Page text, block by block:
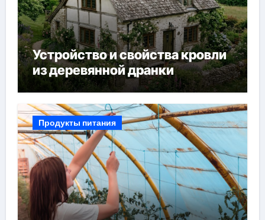
Устройство и свойства кровли
из деревянной дранки
Продукты питания